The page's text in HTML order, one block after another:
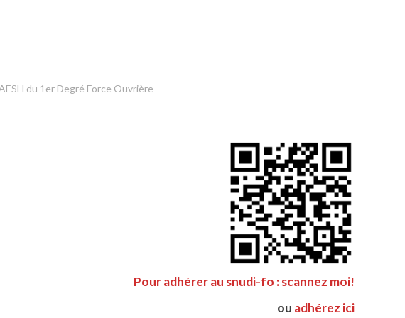
du 1er Degré Force Ouvrière
Pour adhérer au snudi-fo : scannez moi!
ou adhérez ici